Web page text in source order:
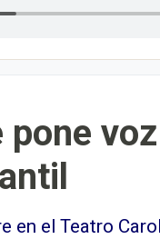
pone
en el Teatro